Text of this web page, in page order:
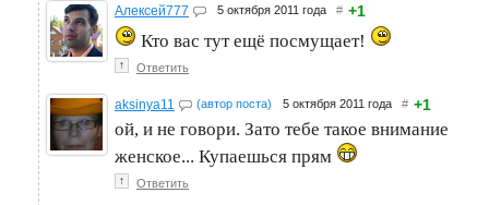
Алексей777 5 октября 2011 года # +1
Кто вас тут ещё посмущает!
↑ Ответить
aksinya11 (автор поста) 5 октября 2011 года # +1
ой, и не говори. Зато тебе такое внимание
женское... Купаешься прям
↑ Ответить